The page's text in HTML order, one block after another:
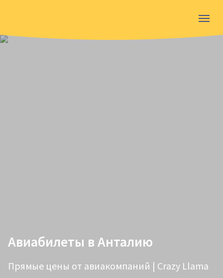
Авиабилеты в Анталию
Прямые цены от авиакомпаний | Crazy Llama